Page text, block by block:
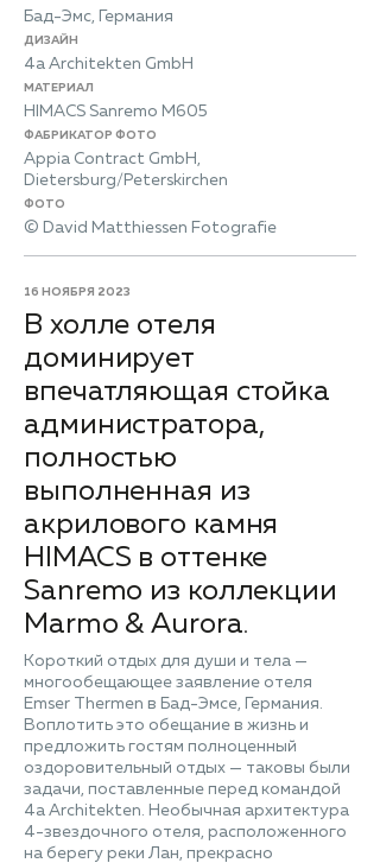
Бад-Эмс, Германия
ДИЗАЙН
4a Architekten GmbH
МАТЕРИАЛ
HIMACS Sanremo M605
ФАБРИКАТОР ФОТО
Appia Contract GmbH,
Dietersburg/Peterskirchen
ФОТО
© David Matthiessen Fotografie
16 НОЯБРЯ 2023
В холле отеля
доминирует
впечатляющая стойка
администратора,
полностью
выполненная из
акрилового камня
HIMACS в оттенке
Sanremo из коллекции
Marmo & Aurora.
Короткий отдых для души и тела —
многообещающее заявление отеля
Emser Thermen в Бад-Эмсе, Германия.
Воплотить это обещание в жизнь и
предложить гостям полноценный
оздоровительный отдых — таковы были
задачи, поставленные перед командой
4a Architekten. Необычная архитектура
4-звездочного отеля, расположенного
на берегу реки Лан, прекрасно